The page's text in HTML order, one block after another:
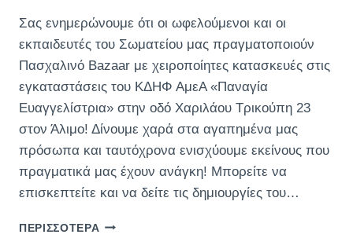
Σας ενημερώνουμε ότι οι ωφελούμενοι και οι
εκπαιδευτές του Σωματείου μας πραγματοποιούν
Πασχαλινό Bazaar με χειροποίητες κατασκευές στις
εγκαταστάσεις του ΚΔΗΦ ΑμεΑ «Παναγία
Ευαγγελίστρια» στην οδό Χαριλάου Τρικούπη 23
στον Άλιμο! Δίνουμε χαρά στα αγαπημένα μας
πρόσωπα και ταυτόχρονα ενισχύουμε εκείνους που
πραγματικά μας έχουν ανάγκη! Μπορείτε να
επισκεπτείτε και να δείτε τις δημιουργίες του…
ΠΕΡΙΣΣΌΤΕΡΑ ΠΑΣΧΑΛΙΝΌ